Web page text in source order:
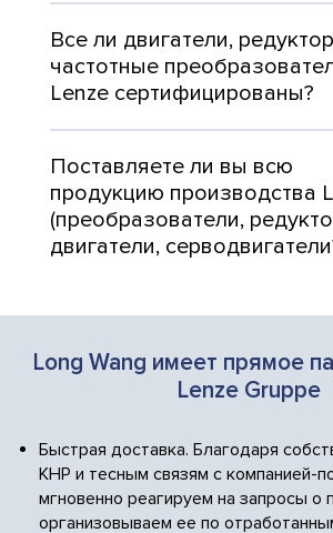
Все ли двигатели,
частотные
Lenze сертифицированы?
Поставляете ли вы всю
продукцию производства
(преобразователи,
двигатели,
Long Wang имеет прямое
Lenze Gruppe
Быстрая доставка. Благодаря
КНР и тесным связям с компанией-
мгновенно реагируем на запросы о
организовываем ее по